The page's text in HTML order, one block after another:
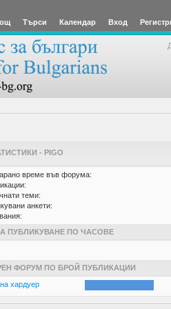
Търси Календар Вход
- PIGO
време във форума:
теми:
анкети:
ПУБЛИКУВАНЕ ПО ЧАСОВЕ
ФОРУМ ПО БРОЙ ПУБЛИКАЦИИ
хардуер